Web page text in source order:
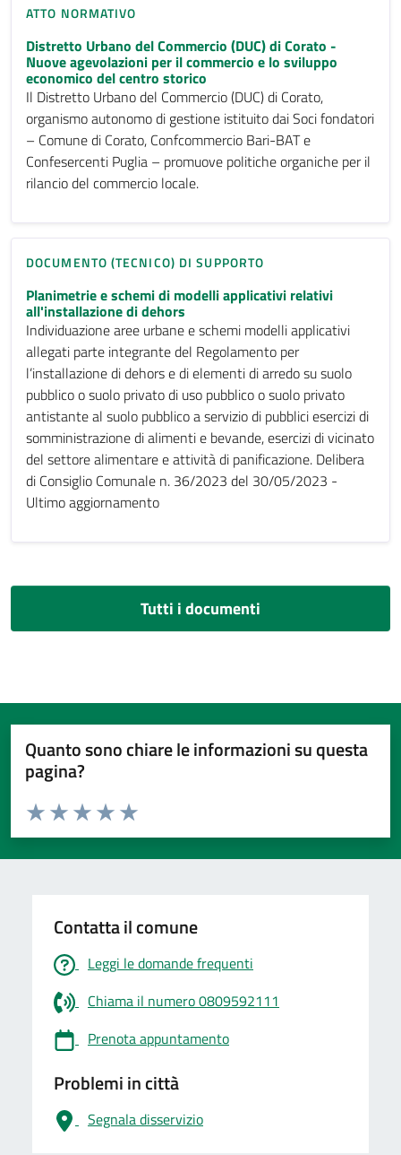
ATTO NORMATIVO
Distretto Urbano del Commercio (DUC) di Corato -
Nuove agevolazioni per il commercio e lo sviluppo
economico del centro storico
Il Distretto Urbano del Commercio (DUC) di Corato,
organismo autonomo di gestione istituito dai Soci fondatori
– Comune di Corato, Confcommercio Bari-BAT e
Confesercenti Puglia – promuove politiche organiche per il
rilancio del commercio locale.
DOCUMENTO (TECNICO) DI SUPPORTO
Planimetrie e schemi di modelli applicativi relativi
all'installazione di dehors
Individuazione aree urbane e schemi modelli applicativi
allegati parte integrante del Regolamento per
l’installazione di dehors e di elementi di arredo su suolo
pubblico o suolo privato di uso pubblico o suolo privato
antistante al suolo pubblico a servizio di pubblici esercizi di
somministrazione di alimenti e bevande, esercizi di vicinato
del settore alimentare e attività di panificazione. Delibera
di Consiglio Comunale n. 36/2023 del 30/05/2023 -
Ultimo aggiornamento
Tutti i documenti
Quanto sono chiare le informazioni su questa
pagina?
Valuta da 1 a 5 stelle la pagina
Valuta 5 stelle su 5
Valuta 4 stelle su 5
Valuta 3 stelle su 5
Valuta 2 stelle su 5
Valuta 1 stelle su 5
Contatta il comune
Leggi le domande frequenti
Chiama il numero 0809592111
Prenota appuntamento
Problemi in città
Segnala disservizio